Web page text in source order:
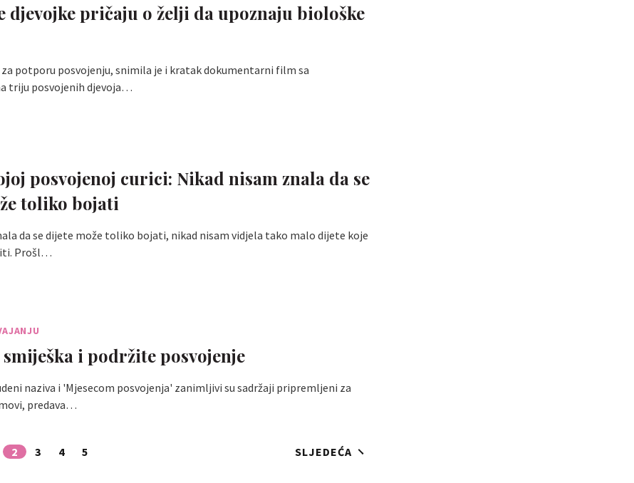
djevojke pričaju o želji da upoznaju biološke
potporu posvojenju, snimila je i kratak dokumentarni film sa
triju posvojenih djevoja…
posvojenoj curici: Nikad nisam znala da se
toliko bojati
da se dijete može toliko bojati, nikad nisam vidjela tako malo dijete koje
Prošl…
i podržite posvojenje
naziva i 'Mjesecom posvojenja' zanimljivi su sadržaji pripremljeni za
predava…
2 3 4 5 SLJEDEĆA